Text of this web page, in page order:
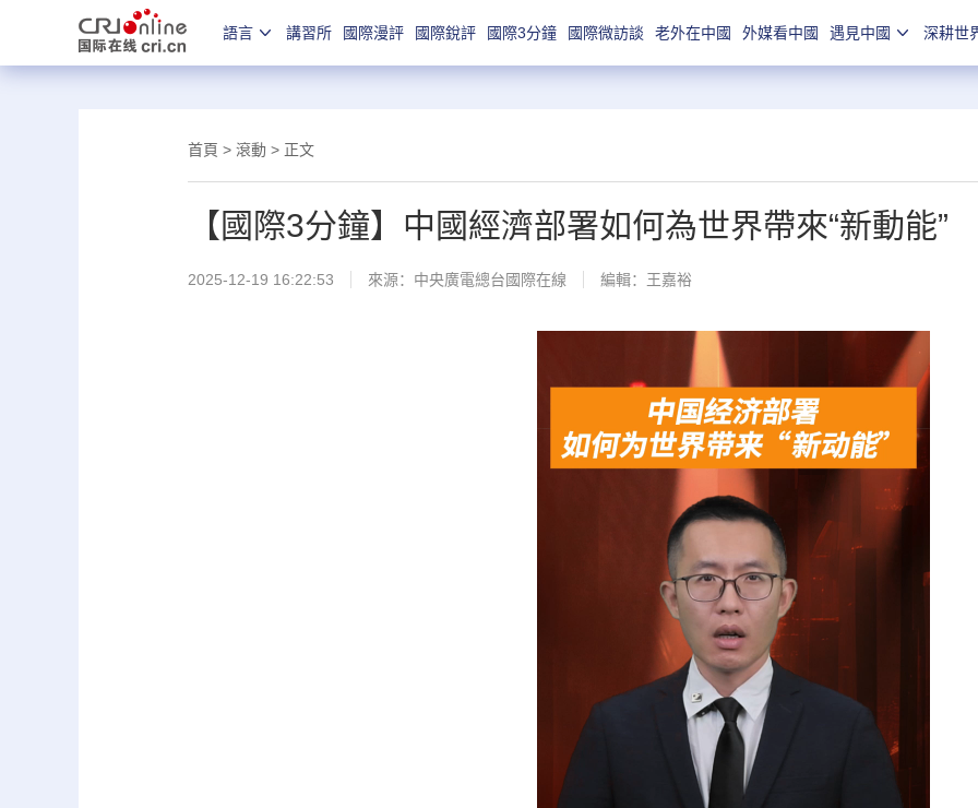
語言 講習所 國際漫評 國際銳評 國際3分鐘 國際微訪談 老外在中國 外媒看中國 遇見中國 深耕世
首頁 > 滾動 > 正文
【國際3分鐘】中國經濟部署如何為世界帶來“新動能”
2025-12-19 16:22:53 來源：中央廣電總台國際在線 編輯：王嘉裕